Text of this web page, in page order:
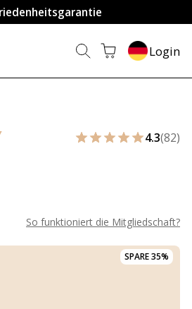
Login
4.3(82)
So funktioniert die Mitgliedschaft?
SPARE 35%